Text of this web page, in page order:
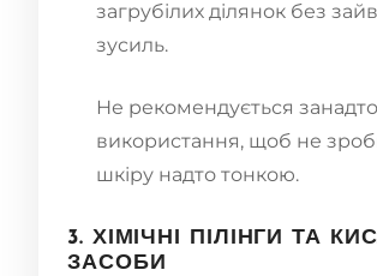
загрубілих ділянок без
зусиль.
Не рекомендується
використання, щоб не
шкіру надто тонкою.
3. ХІМІЧНІ ПІЛІНГИ ТА
ЗАСОБИ